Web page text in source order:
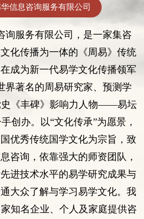
信息咨询服务有限公司
询服务有限公司，是一家集咨
文化传播为一体的 《周易》 传统
在成为新一代易学文化传播领军
著名的周易研究家、 预测学
《丰碑》影响力人物——易坛
创办。以“文化传承”为愿景，
优秀传统国学文化为宗旨，致
咨询 ，依靠强大的师资团队，
进技术水平的易学研究成果与
大众了解与学习易学文化。我
家知名企业、 个人 及家庭提供咨